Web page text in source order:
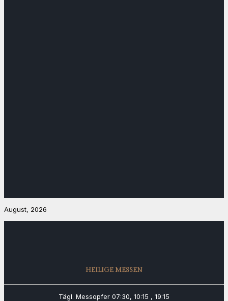
August, 2026
HEILIGE MESSEN
Tägl. Messopfer 07:30, 10:15 , 19:15